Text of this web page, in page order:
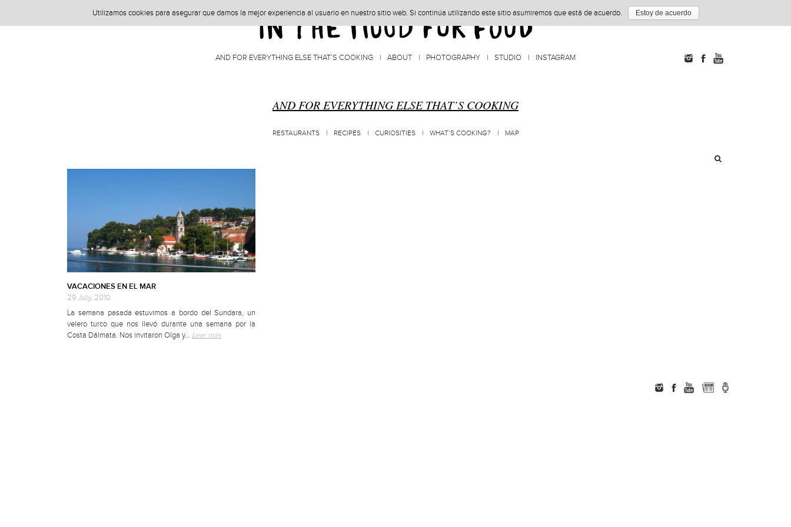
AND FOR EVERYTHING ELSE THAT’S COOKING ABOUT PHOTOGRAPHY STUDIO INSTAGRAM
AND FOR EVERYTHING ELSE THAT’S COOKING
RESTAURANTS RECIPES CURIOSITIES WHAT’S COOKING? MAP
VACACIONES EN EL MAR
29 July, 2010
La semana pasada estuvimos a bordo del Sundara, un
velero turco que nos llevó durante una semana por la
Costa Dálmata. Nos invitaron Olga y… Leer más
Utilizamos cookies para asegurar que damos la mejor experiencia al usuario en nuestro sitio web. Si continúa utilizando este sitio asumiremos que está de acuerdo. Estoy de acuerdo